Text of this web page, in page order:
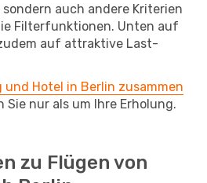
auch andere Kriterien
Filterfunktionen. Unten auf
auf attraktive Last-
und Hotel in Berlin zusammen
Sie nur als um Ihre Erholung.
zu Flügen von